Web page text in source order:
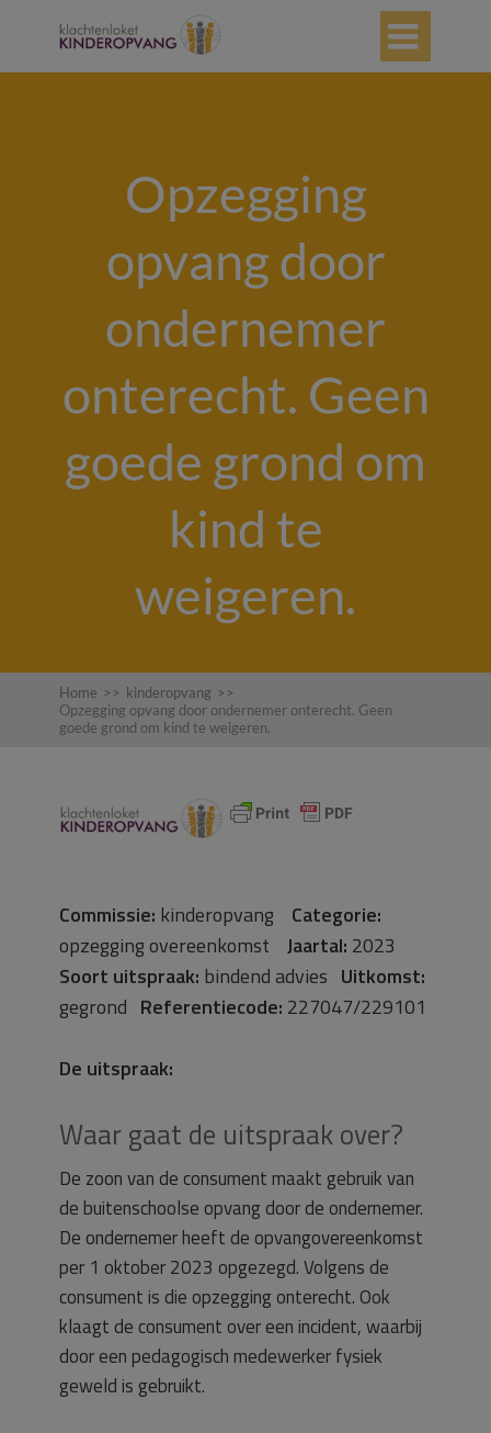

Opzegging
opvang door
ondernemer
onterecht. Geen
goede grond om
kind te
weigeren.
Home >> kinderopvang >>
Opzegging opvang door ondernemer onterecht. Geen
goede grond om kind te weigeren.
Commissie: kinderopvang Categorie:
opzegging overeenkomst Jaartal: 2023
Soort uitspraak: bindend advies Uitkomst:
gegrond Referentiecode: 227047/229101
De uitspraak:
Waar gaat de uitspraak over?
De zoon van de consument maakt gebruik van
de buitenschoolse opvang door de ondernemer.
De ondernemer heeft de opvangovereenkomst
per 1 oktober 2023 opgezegd. Volgens de
consument is die opzegging onterecht. Ook
klaagt de consument over een incident, waarbij
door een pedagogisch medewerker fysiek
geweld is gebruikt.